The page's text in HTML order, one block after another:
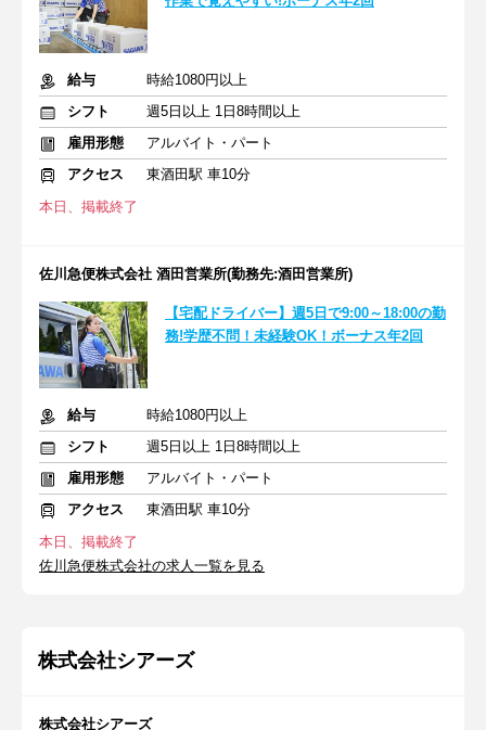
給与
時給1080円以上
シフト
週5日以上 1日8時間以上
雇用形態
アルバイト・パート
アクセス
東酒田駅 車10分
本日、掲載終了
佐川急便株式会社 酒田営業所(勤務先:酒田営業所)
【宅配ドライバー】週5日で9:00～18:00の勤
務!学歴不問！未経験OK！ボーナス年2回
給与
時給1080円以上
シフト
週5日以上 1日8時間以上
雇用形態
アルバイト・パート
アクセス
東酒田駅 車10分
本日、掲載終了
佐川急便株式会社の求人一覧を見る
株式会社シアーズ
株式会社シアーズ